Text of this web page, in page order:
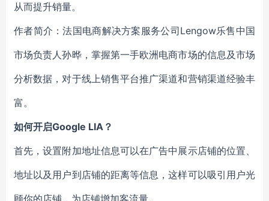
从而提升销量。
作者简介：法国电商解决方案服务公司Lengow乐售中国
市场负责人孙晔，掌握第一手欧洲电商市场的信息及市场
分析数据，对于线上销售平台推广渠道和营销渠道经验丰
富。
如何开启Google LIA？
首先，设置附加地址信息可以在广告中展示店铺的位置、
地址以及用户到店铺的距离等信息，这样可以吸引用户光
顾你的店铺，为店铺增加客流量。